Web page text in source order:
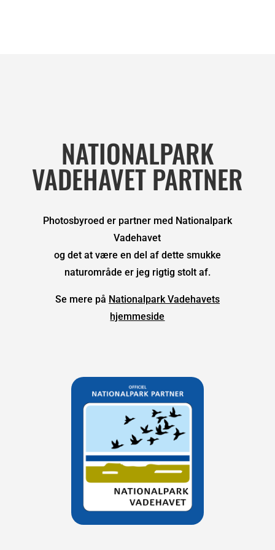
NATIONALPARK
VADEHAVET PARTNER
Photosbyroed er partner med Nationalpark
Vadehavet
og det at være en del af dette smukke
naturområde er jeg rigtig stolt af.
Se mere på Nationalpark Vadehavets
hjemmeside